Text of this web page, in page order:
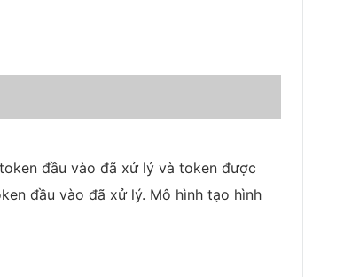
đầu vào đã xử lý và token được
đầu vào đã xử lý. Mô hình tạo hình